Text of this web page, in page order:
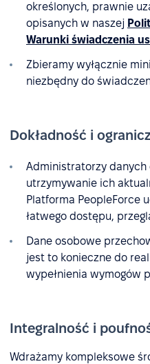
określonych, prawnie
opisanych w naszej
Warunki świadczenia
Zbieramy wyłącznie
niezbędny do
Dokładność i
Administratorzy danych
utrzymywanie ich
Platforma PeopleForce
łatwego dostępu,
Dane osobowe
jest to konieczne do
wypełnienia wymogów
Integralność i
Wdrażamy kompleksowe